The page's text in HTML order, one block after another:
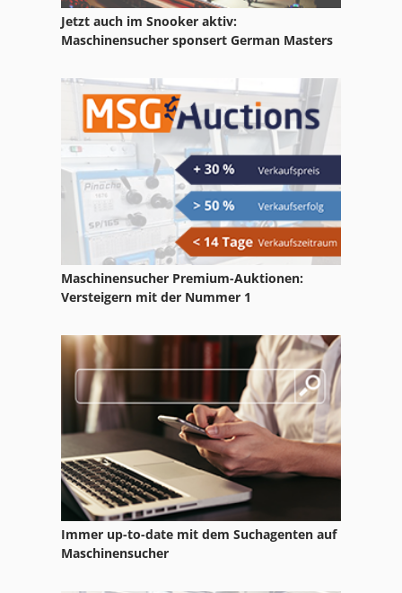
Claas Axos 310 Cx
Claas Axos 320 Cx
Claas Axos 330
Claas Axos 330 C
Claas Axos 330 Cx
Claas Axos 340 C
Claas Celtis 436 Rx
Claas Disco 300
Claas Disco 3100
Claas Pu 300
Jetzt auch im Snooker aktiv:
Maschinensucher sponsert German Masters
Maschinensucher Premium-Auktionen:
Versteigern mit der Nummer 1
Immer up-to-date mit dem Suchagenten auf
Maschinensucher